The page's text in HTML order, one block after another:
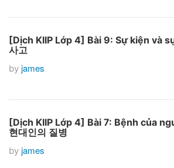
[Dịch KIIP Lớp 4] Bài 9: Sự kiện và
사고
by james
[Dịch KIIP Lớp 4] Bài 7: Bệnh của
현대인의 질병
by james